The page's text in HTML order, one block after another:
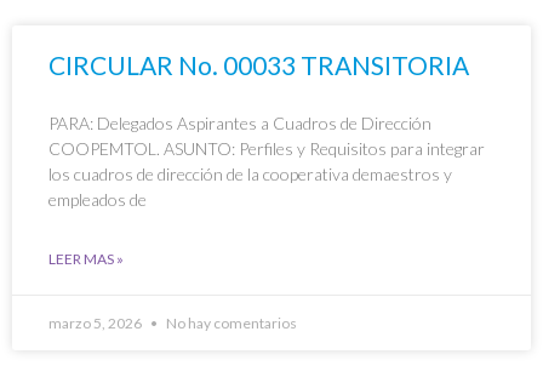
CIRCULAR No. 00033 TRANSITORIA
PARA: Delegados Aspirantes a Cuadros de Dirección
COOPEMTOL. ASUNTO: Perfiles y Requisitos para integrar
los cuadros de dirección de la cooperativa demaestros y
empleados de
LEER MAS »
marzo 5, 2026 No hay comentarios